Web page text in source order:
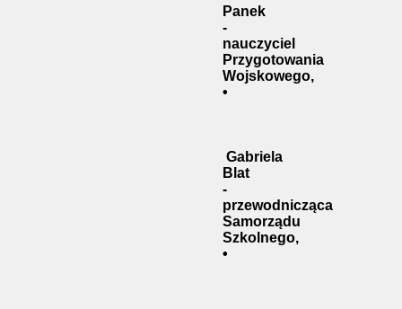
Panek
-
nauczyciel
Przygotowania
Wojskowego,
•
Gabriela
Blat
-
przewodnicząca
Samorządu
Szkolnego,
•